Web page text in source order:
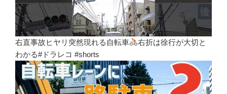
右直事故ヒヤリ突然現れる自転車
右折は徐行が大切と
わかる#ドラレコ #shorts